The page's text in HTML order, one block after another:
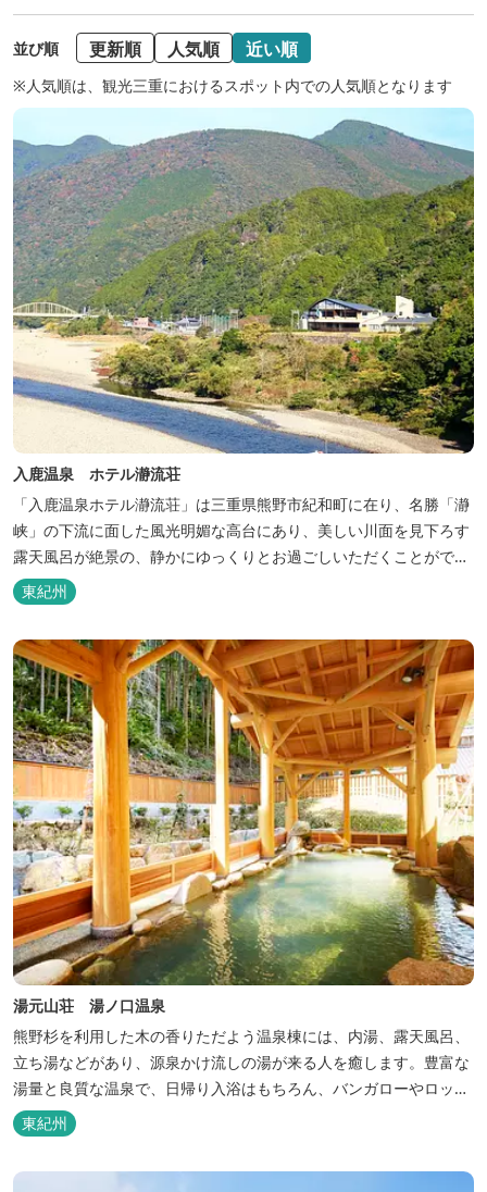
並び順 更新順 人気順 近い順
※人気順は、観光三重におけるスポット内での人気順となります
入鹿温泉 ホテル瀞流荘
「入鹿温泉ホテル瀞流荘」は三重県熊野市紀和町に在り、名勝「瀞
峡」の下流に面した風光明媚な高台にあり、美しい川面を見下ろす
露天風呂が絶景の、静かにゆっくりとお過ごしいただくことができ
る温泉宿泊施設です。 熊野古道をはじめ、日本一の棚田と称される
丸山千枚田、赤木城跡、熊野本宮大社（熊野三山）、玉置神社が近
くに点在し、和歌山・奈良の遺産や名所からも近いことから観光ア
クセスには大変便利な立地と...
東紀州
湯元山荘 湯ノ口温泉
熊野杉を利用した木の香りただよう温泉棟には、内湯、露天風呂、
立ち湯などがあり、源泉かけ流しの湯が来る人を癒します。豊富な
湯量と良質な温泉で、日帰り入浴はもちろん、バンガローやロッジ
などの宿泊施設も備えているので、宿泊しながらゆったりと温泉を
楽しむ人も多いです。
東紀州